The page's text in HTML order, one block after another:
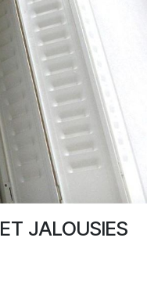
JALOUSIES